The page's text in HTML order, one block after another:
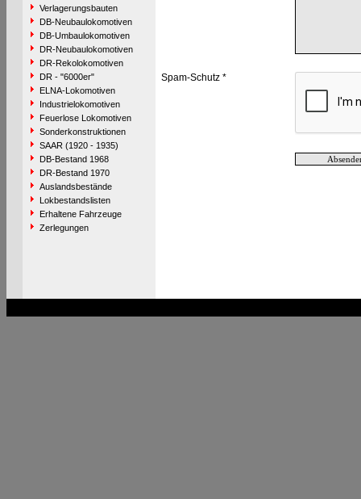
Verlagerungsbauten
DB-Neubaulokomotiven
DB-Umbaulokomotiven
DR-Neubaulokomotiven
DR-Rekolokomotiven
DR - "6000er"
ELNA-Lokomotiven
Industrielokomotiven
Feuerlose Lokomotiven
Sonderkonstruktionen
SAAR (1920 - 1935)
DB-Bestand 1968
DR-Bestand 1970
Auslandsbestände
Lokbestandslisten
Erhaltene Fahrzeuge
Zerlegungen
Spam-Schutz *